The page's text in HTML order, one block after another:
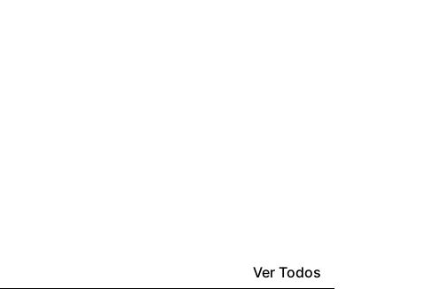
Ver Todos